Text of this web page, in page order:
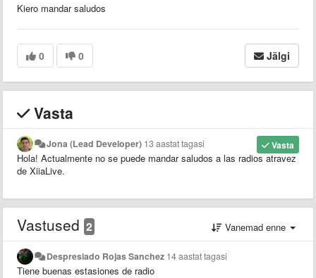
Kiero mandar saludos
0 0 Jälgi
Vasta
Vasta
Jona (Lead Developer) 13 aastat tagasi
Hola! Actualmente no se puede mandar saludos a las radios atravez
de XiiaLive.
Vastused 2 Vanemad enne
Despresiado Rojas Sanchez 14 aastat tagasi
Tiene buenas estasiones de radio